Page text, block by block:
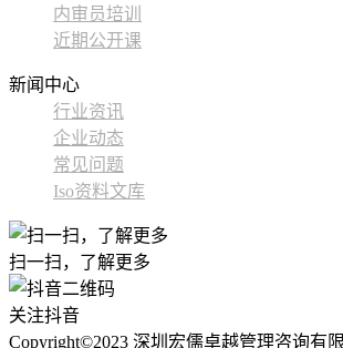
内审员培训
近期公开课
新闻中心
行业资讯
企业动态
常见问题
Iso资料文库
扫一扫，了解更多
关注抖音
Copyright©2023 深圳宏儒卓越管理咨询有